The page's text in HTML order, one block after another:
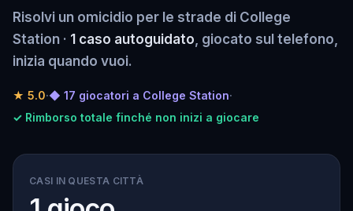
Risolvi un omicidio per le strade di College
Station · 1 caso autoguidato, giocato sul telefono,
inizia quando vuoi.
★ 5.0·◆ 17 giocatori a College Station·
✓ Rimborso totale finché non inizi a giocare
CASI IN QUESTA CITTÀ